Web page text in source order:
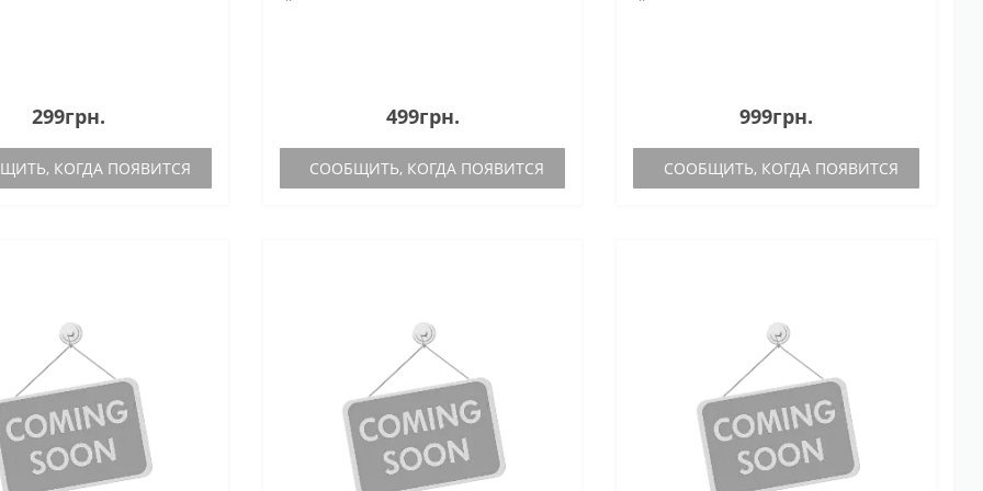
299грн.
КОГДА ПОЯВИТСЯ
499грн.
СООБЩИТЬ, КОГДА ПОЯВИТСЯ
999грн.
СООБЩИТЬ, КОГДА ПОЯВИТСЯ